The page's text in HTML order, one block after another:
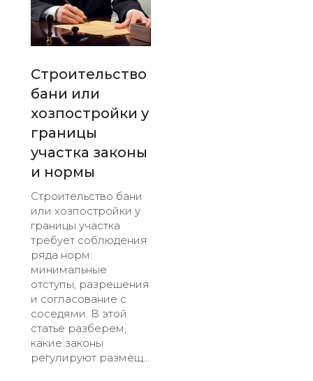
Строительство
бани или
хозпостройки у
границы
участка законы
и нормы
Строительство бани
или хозпостройки у
границы участка
требует соблюдения
ряда норм:
минимальные
отступы, разрешения
и согласование с
соседями. В этой
статье разберем,
какие законы
регулируют размещ...